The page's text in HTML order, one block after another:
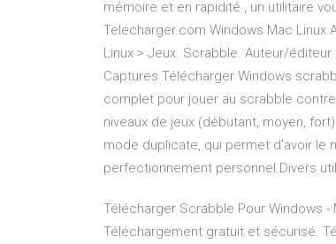
mémoire et en rapidité , un utilitaire
Telecharger.com Windows Mac Linux
Linux > Jeux. Scrabble. Auteur/
Captures Télécharger Windows
complet pour jouer au scrabble
niveaux de jeux (débutant, moyen,
mode duplicate, qui permet d'avoir le
perfectionnement personnel.Divers
Télécharger Scrabble Pour Windows
Téléchargement gratuit et sécurisé.